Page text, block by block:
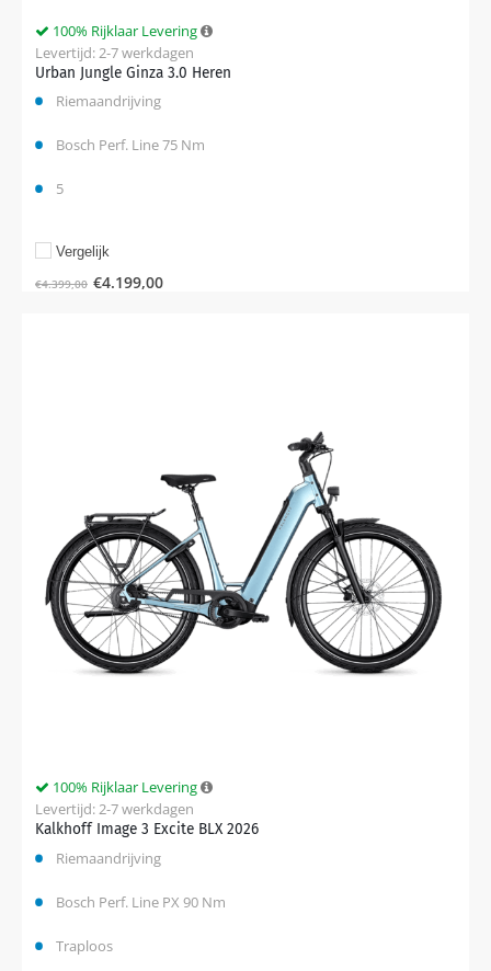
Urban Jungle Ginza 3.0 Heren
100% Rijklaar Levering
Levertijd: 2-7 werkdagen
Riemaandrijving
Bosch Perf. Line 75 Nm
5
€4.399,00 €4.199,00
Vergelijk
Kalkhoff Image 3 Excite BLX 2026
100% Rijklaar Levering
Levertijd: 2-7 werkdagen
Riemaandrijving
Bosch Perf. Line PX 90 Nm
Traploos